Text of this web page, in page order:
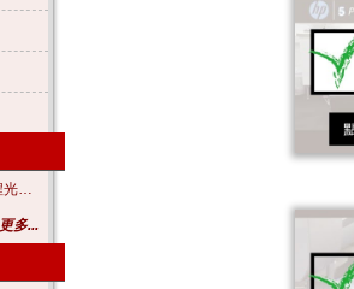
Océ PlotWave 360工程光電大圖機
更多...